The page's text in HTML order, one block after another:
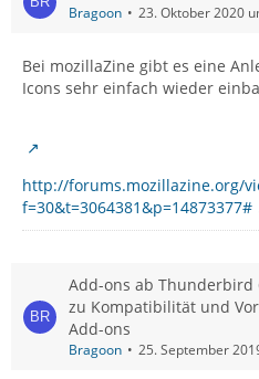
Bragoon 23. Oktober 2020
Bei mozillaZine gibt es eine
Icons sehr einfach wieder
http://forums.mozillazine.org/
f=30&t=3064381&p=14873377#
Add-ons ab Thunderbird
zu Kompatibilität und
Add-ons
Bragoon 25. September